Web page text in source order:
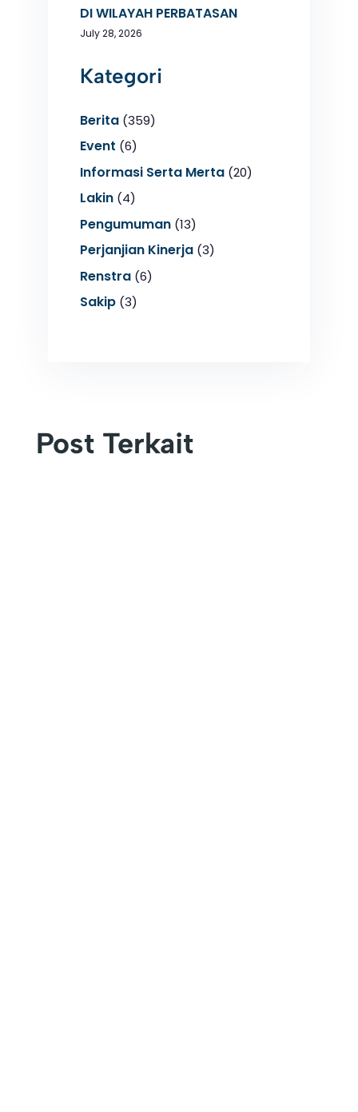
DI WILAYAH PERBATASAN
July 28, 2026
Kategori
Berita(359)
Event (6)
Informasi Serta Merta(20)
Lakin(4)
Pengumuman(13)
Perjanjian Kinerja(3)
Renstra(6)
Sakip(3)
Post Terkait